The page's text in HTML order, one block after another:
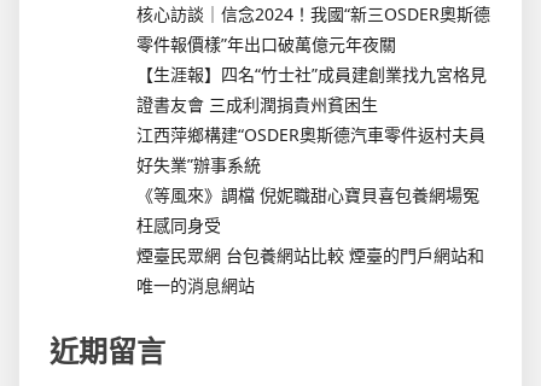
核心訪談｜信念2024！我國“新三OSDER奧斯德
零件報價樣”年出口破萬億元年夜關
【生涯報】四名“竹士社”成員建創業找九宮格見
證書友會 三成利潤捐貴州貧困生
江西萍鄉構建“OSDER奧斯德汽車零件返村夫員
好失業”辦事系統
《等風來》調檔 倪妮職甜心寶貝喜包養網場冤
枉感同身受
煙臺民眾網 台包養網站比較 煙臺的門戶網站和
唯一的消息網站
近期留言